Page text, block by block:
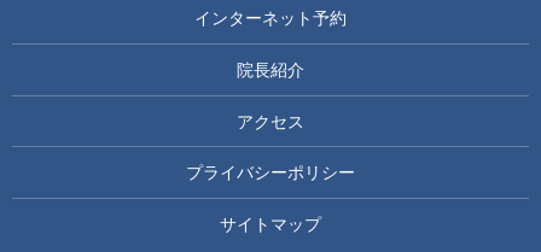
インターネット予約
院長紹介
アクセス
プライバシーポリシー
サイトマップ